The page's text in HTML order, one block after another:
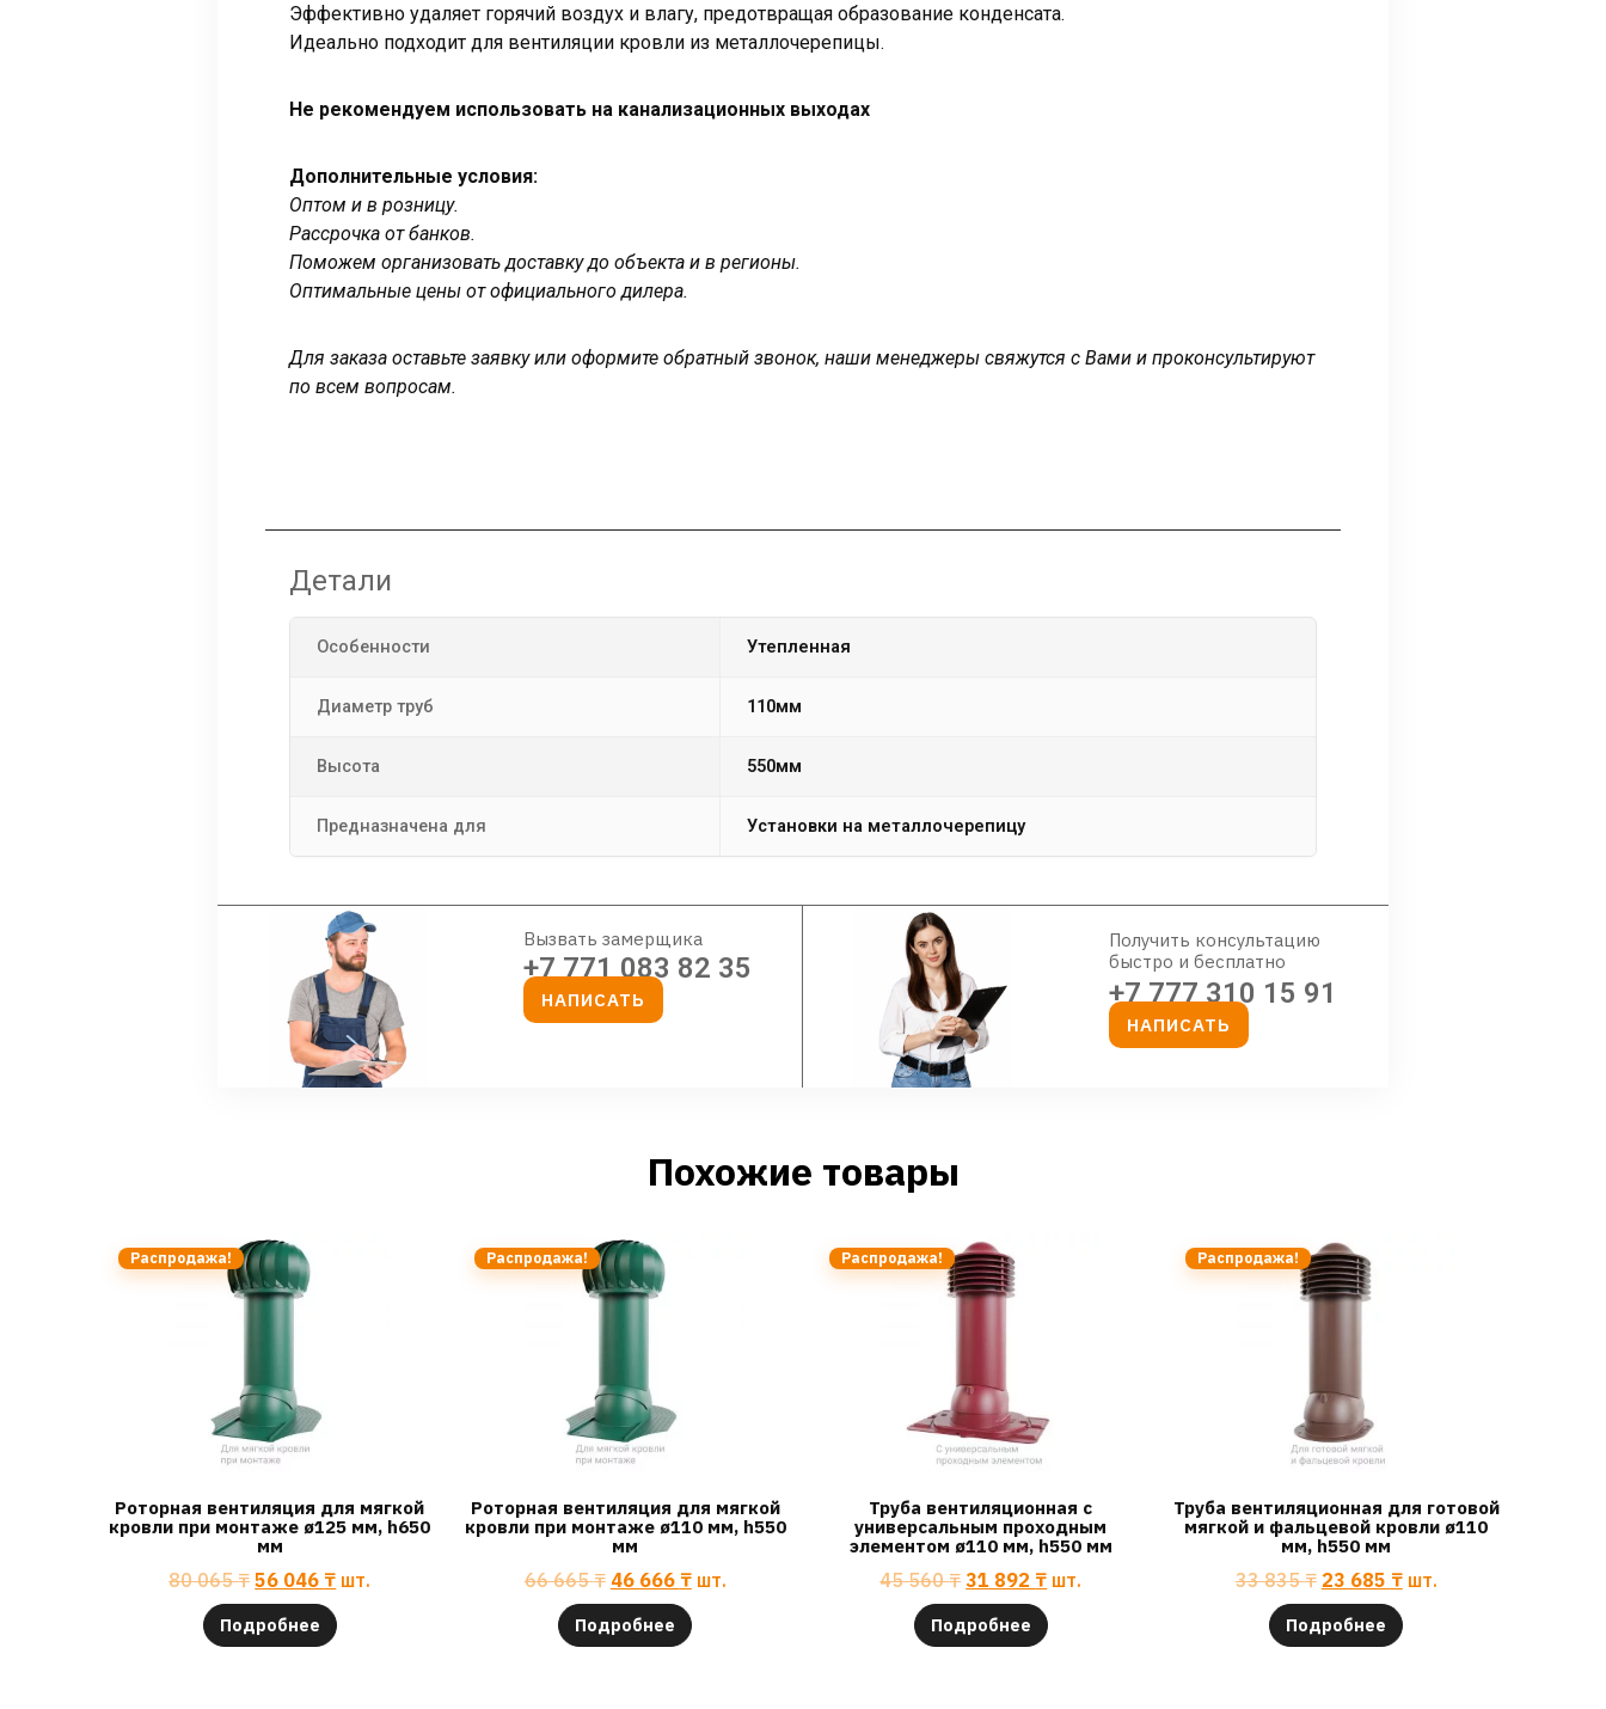
Эффективно удаляет горячий воздух и влагу, предотвращая образование конденсата.
Идеально подходит для вентиляции кровли из металлочерепицы.
Не рекомендуем использовать на канализационных выходах
Дополнительные условия:
Оптом и в розницу.
Рассрочка от банков.
Поможем организовать доставку до объекта и в регионы.
Оптимальные цены от официального дилера.
Для заказа оставьте заявку или оформите обратный звонок, наши менеджеры свяжутся с Вами и проконсультируют
по всем вопросам.
Детали
Особенности Утепленная
Диаметр труб 110мм
Высота 550мм
Предназначена для Установки на металлочерепицу
Вызвать замерщика
+7 771 083 82 35
НАПИСАТЬ
Получить консультацию
быстро и бесплатно
+7 777 310 15 91
НАПИСАТЬ
Похожие товары
Распродажа!
Роторная вентиляция для мягкой
кровли при монтаже ø125 мм, h650
мм
80 065₸ 56 046 ₸ шт.
Подробнее
Распродажа!
Роторная вентиляция для мягкой
кровли при монтаже ø110 мм, h550
мм
66 665₸ 46 666 ₸ шт.
Подробнее
Распродажа!
Труба вентиляционная с
универсальным проходным
элементом ø110 мм, h550 мм
45 560₸ 31 892 ₸ шт.
Подробнее
Распродажа!
Труба вентиляционная для готовой
мягкой и фальцевой кровли ø110
мм, h550 мм
33 835₸ 23 685 ₸ шт.
Подробнее